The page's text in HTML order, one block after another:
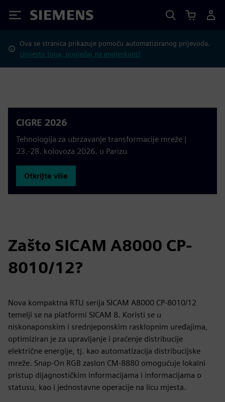
Siemens
Ova se stranica prikazuje pomoću automatiziranog prijevoda.
Umjesto toga, pogledaj na engleskom?
CIGRE 2026
Tehnologija za ubrzavanje transformacije mreže |
23.-28. kolovoza 2026. u Parizu
Otkrijte više
Zašto SICAM A8000 CP-
8010/12?
Nova kompaktna RTU serija SICAM A8000 CP-8010/12
temelji se na platformi SICAM 8. Koristi se u
niskonaponskim i srednjeponskim rasklopnim uređajima,
optimiziran je za upravljanje i praćenje distribucije
električne energije, tj. kao automatizacija distribucijske
mreže. Snap‑On RGB zaslon CM‑8880 omogućuje lokalni
pristup dijagnostičkim informacijama i informacijama o
statusu, kao i jednostavne operacije na licu mjesta.